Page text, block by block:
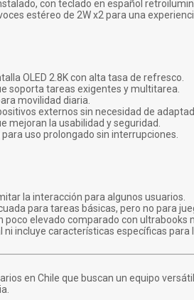
con teclado en español
estéreo de 2W x2 para una
OLED 2.8K con alta tasa de refresco.
soporta tareas exigentes y multitarea.
movilidad diaria.
externos sin necesidad de
mejoran la usabilidad y seguridad.
uso prolongado sin interrupciones.
la interacción para algunos usuarios.
para tareas básicas, pero no para
poco elevado comparado con ultrabooks
incluye características específicas para
en Chile que buscan un equipo